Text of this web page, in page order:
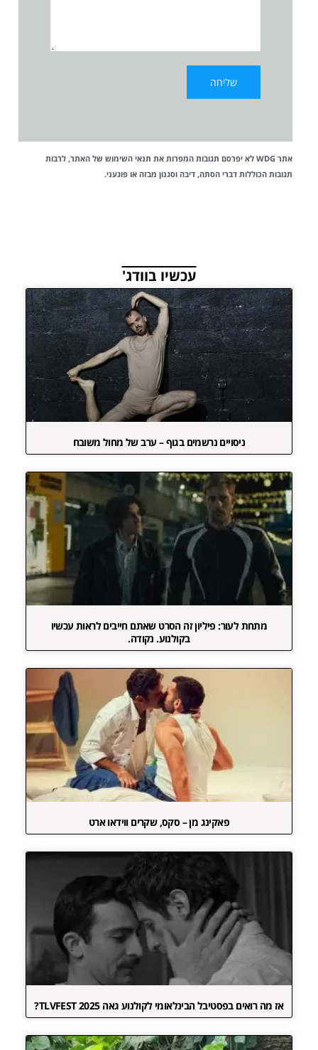
אתר WDG לא יפרסם תגובות המפרות את תנאי השימוש של האתר, לרבות
תגובות הכוללות דברי הסתה, דיבה וסגנון מבזה או פוגעני.
עכשיו בוודג'
ניסויים נרשמים בגוף – ערב של מחול משובח
מתחת לעור: פיליון זה הסרט שאתם חייבים לראות עכשיו
בקולנוע. נקודה.
פאקינג מן – סקס, שקרים ווידאו ארט
אז מה רואים בפסטיבל הבינלאומי לקולנוע גאה TLVFEST 2025?